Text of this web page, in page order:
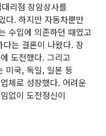
리점 장암상사를
다. 하지만 자동차뿐만
수입에 의존하던 때였고
는 결론이 나왔다. 장
도전했다. 그리고
미국, 독일, 일본 등
체로 성장했다. 어려운
없이 도전정신이